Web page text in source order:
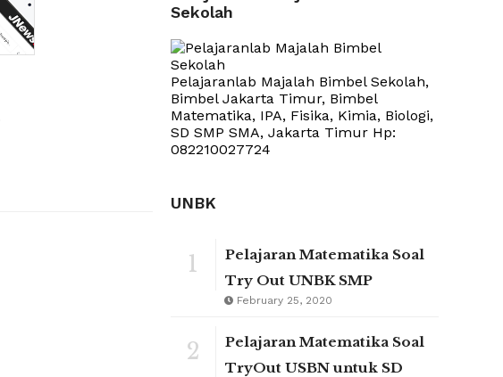
Sekolah
Pelajaranlab Majalah Bimbel Sekolah,
Bimbel Jakarta Timur, Bimbel
Matematika, IPA, Fisika, Kimia, Biologi,
SD SMP SMA, Jakarta Timur Hp:
082210027724
UNBK
1
Pelajaran Matematika Soal
Try Out UNBK SMP
February 25, 2020
2
Pelajaran Matematika Soal
TryOut USBN untuk SD